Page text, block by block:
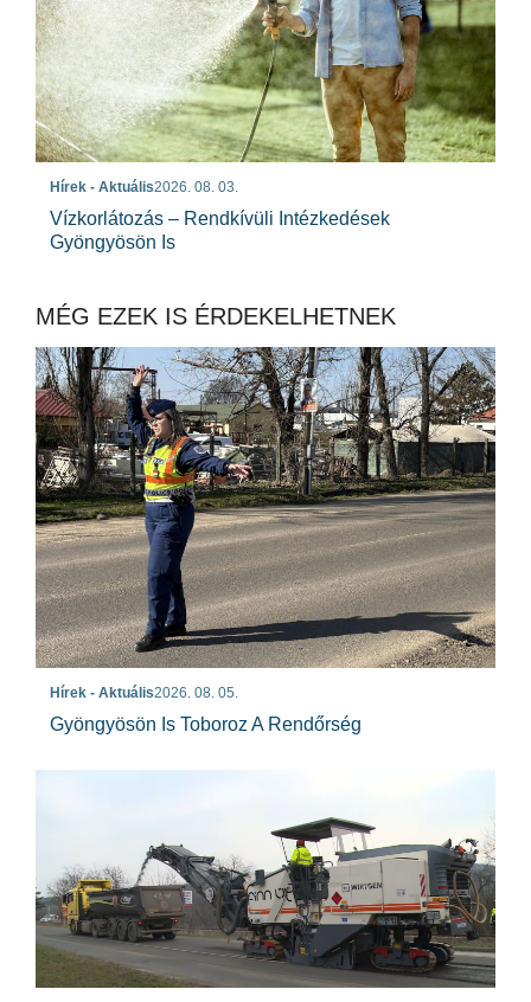
Hírek - Aktuális2026. 08. 03.
Vízkorlátozás – Rendkívüli Intézkedések
Gyöngyösön Is
MÉG EZEK IS ÉRDEKELHETNEK
Hírek - Aktuális2026. 08. 05.
Gyöngyösön Is Toboroz A Rendőrség